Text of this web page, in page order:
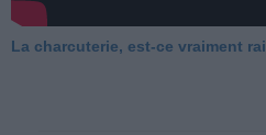
La charcuterie, est-ce vraiment